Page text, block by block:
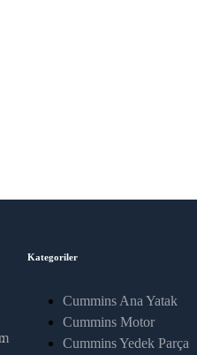
Kategoriler
Cummins Ana Yatak
Cummins Motor
Cummins Yedek Parça